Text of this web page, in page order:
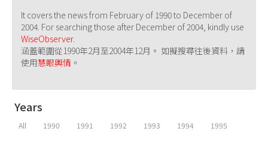
It covers the news from February of 1990 to December of
2004. For searching those after December of 2004, kindly use
WiseObserver.
涵蓋範圍從1990年2月至2004年12月。 如擬搜尋往後資料，請
使用慧眼輿情 。
Years
All 1990 1991 1992 1993 1994 1995